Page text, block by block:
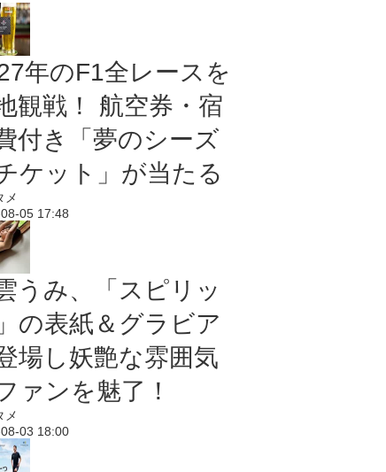
年のF1全レースを
観戦！ 航空券・宿
付き「夢のシーズ
ケット」が当たる
メ
05 17:48
うみ、「スピリッ
の表紙＆グラビア
場し妖艶な雰囲気
ァンを魅了！
メ
03 18:00